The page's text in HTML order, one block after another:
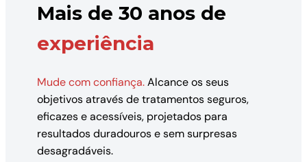
Mais de 30 anos de
experiência
Mude com confiança.Alcance os seus
objetivos através de tratamentos seguros,
eficazes e acessíveis, projetados para
resultados duradouros e sem surpresas
desagradáveis.